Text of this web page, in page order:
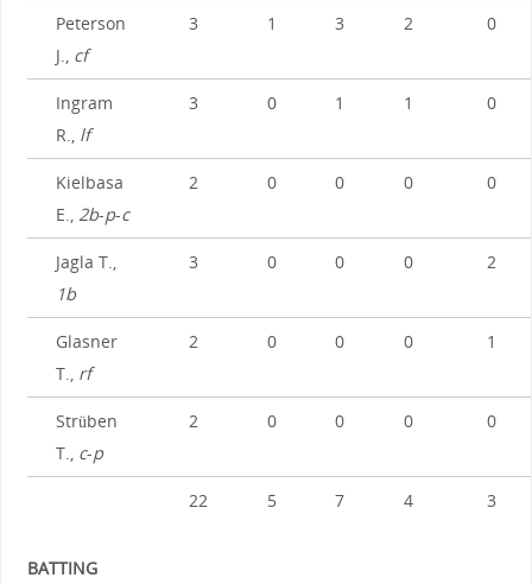
Peterson
J., cf
3 1 3 2 0
Ingram
R., lf
3 0 1 1 0
Kielbasa
E., 2b-p-c
2 0 0 0 0
Jagla T.,
1b
3 0 0 0 2
Glasner
T., rf
2 0 0 0 1
Strüben
T., c-p
2 0 0 0 0
22 5 7 4 3
BATTING